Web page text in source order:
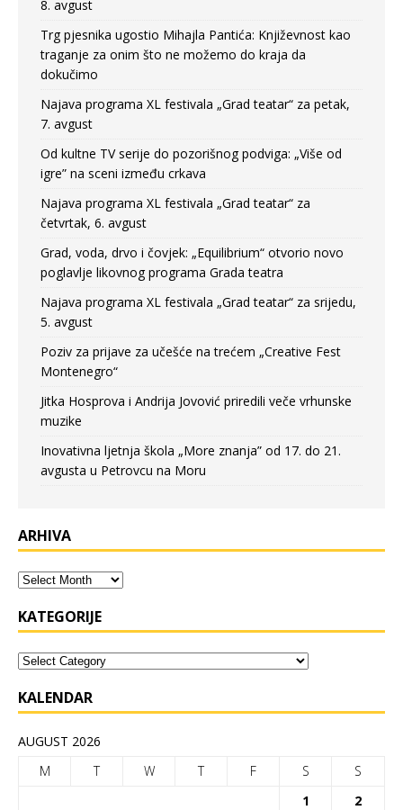
8. avgust
Trg pjesnika ugostio Mihajla Pantića: Književnost kao
traganje za onim što ne možemo do kraja da
dokučimo
Najava programa XL festivala „Grad teatar“ za petak,
7. avgust
Od kultne TV serije do pozorišnog podviga: „Više od
igre” na sceni između crkava
Najava programa XL festivala „Grad teatar“ za
četvrtak, 6. avgust
Grad, voda, drvo i čovjek: „Equilibrium“ otvorio novo
poglavlje likovnog programa Grada teatra
Najava programa XL festivala „Grad teatar“ za srijedu,
5. avgust
Poziv za prijave za učešće na trećem „Creative Fest
Montenegro“
Jitka Hosprova i Andrija Jovović priredili veče vrhunske
muzike
Inovativna ljetnja škola „More znanja” od 17. do 21.
avgusta u Petrovcu na Moru
ARHIVA
KATEGORIJE
KALENDAR
AUGUST 2026
M
T W T F S
S
1
2